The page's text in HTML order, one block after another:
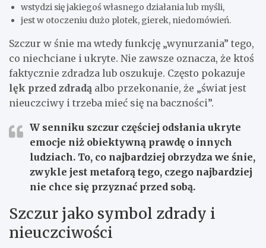
wstydzi się jakiegoś własnego działania lub myśli,
jest w otoczeniu dużo plotek, gierek, niedomówień.
Szczur w śnie ma wtedy funkcję „wynurzania” tego,
co niechciane i ukryte. Nie zawsze oznacza, że ktoś
faktycznie zdradza lub oszukuje. Często pokazuje
lęk przed zdradą albo przekonanie, że „świat jest
nieuczciwy i trzeba mieć się na baczności”.
W senniku szczur częściej odsłania ukryte
emocje niż obiektywną prawdę o innych
ludziach. To, co najbardziej obrzydza we śnie,
zwykle jest metaforą tego, czego najbardziej
nie chce się przyznać przed sobą.
Szczur jako symbol zdrady i
nieuczciwości